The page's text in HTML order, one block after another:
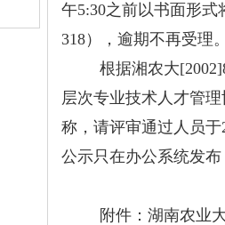
午5:30之前以书面形式
318）
，逾期不再受理
根据湘农大
层次专业技术人才管
称，请评审通过人员于
公示只在办公系统发
附件：湖南农业